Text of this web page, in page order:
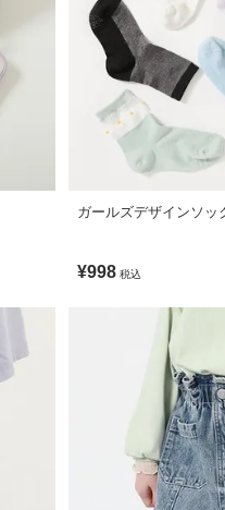
ガールズデザインソッ
¥998 税込